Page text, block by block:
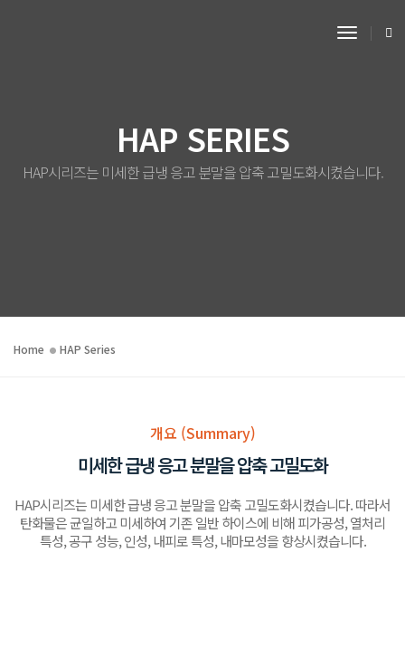
Toggle
HAP SERIES
HAP시리즈는 미세한 급냉 응고 분말을 압축 고밀도화시켰습니다.
Home HAP Series
개요 (Summary)
미세한 급냉 응고 분말을 압축 고밀도화
HAP시리즈는 미세한 급냉 응고 분말을 압축 고밀도화시켰습니다. 따라서
탄화물은 균일하고 미세하여 기존 일반 하이스에 비해 피가공성, 열처리
특성, 공구 성능, 인성, 내피로 특성, 내마모성을 향상시켰습니다.